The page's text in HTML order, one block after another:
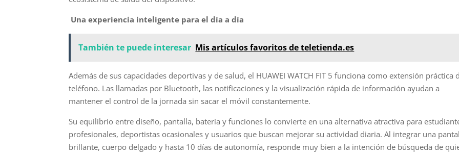
Una experiencia inteligente para el día a día
También te puede interesar Mis artículos favoritos de teletienda.es
Además de sus capacidades deportivas y de salud, el HUAWEI WATCH FIT 5 funciona como extensión práctica
teléfono. Las llamadas por Bluetooth, las notificaciones y la visualización rápida de información ayudan a
mantener el control de la jornada sin sacar el móvil constantemente.
Su equilibrio entre diseño, pantalla, batería y funciones lo convierte en una alternativa atractiva para
profesionales, deportistas ocasionales y usuarios que buscan mejorar su actividad diaria. Al integrar una
brillante, cuerpo delgado y hasta 10 días de autonomía, responde muy bien a la intención de búsqueda de